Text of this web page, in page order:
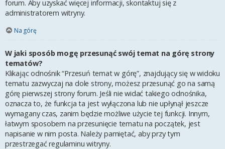
forum. Aby uzyskać więcej informacji, skontaktuj się z
administratorem witryny.
Na górę
W jaki sposób mogę przesunąć swój temat na górę strony
tematów?
Klikając odnośnik “Przesuń temat w górę”, znajdujący się w widoku
tematu zazwyczaj na dole strony, możesz przesunąć go na samą
górę pierwszej strony forum. Jeśli nie widać takiego odnośnika,
oznacza to, że funkcja ta jest wyłączona lub nie upłynął jeszcze
wymagany czas, zanim będzie możliwe użycie tej funkcji. Innym,
łatwym sposobem na przesunięcie tematu na początek, jest
napisanie w nim posta. Należy pamiętać, aby przy tym
przestrzegać regulaminu witryny.